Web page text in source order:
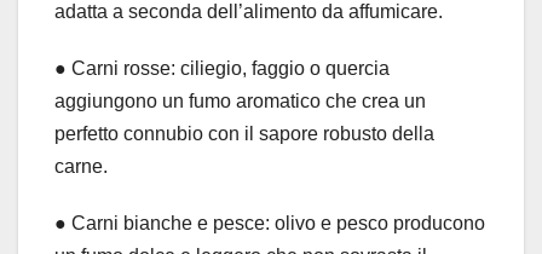
adatta a seconda dell’alimento da affumicare.
● Carni rosse: ciliegio, faggio o quercia
aggiungono un fumo aromatico che crea un
perfetto connubio con il sapore robusto della
carne.
● Carni bianche e pesce: olivo e pesco producono